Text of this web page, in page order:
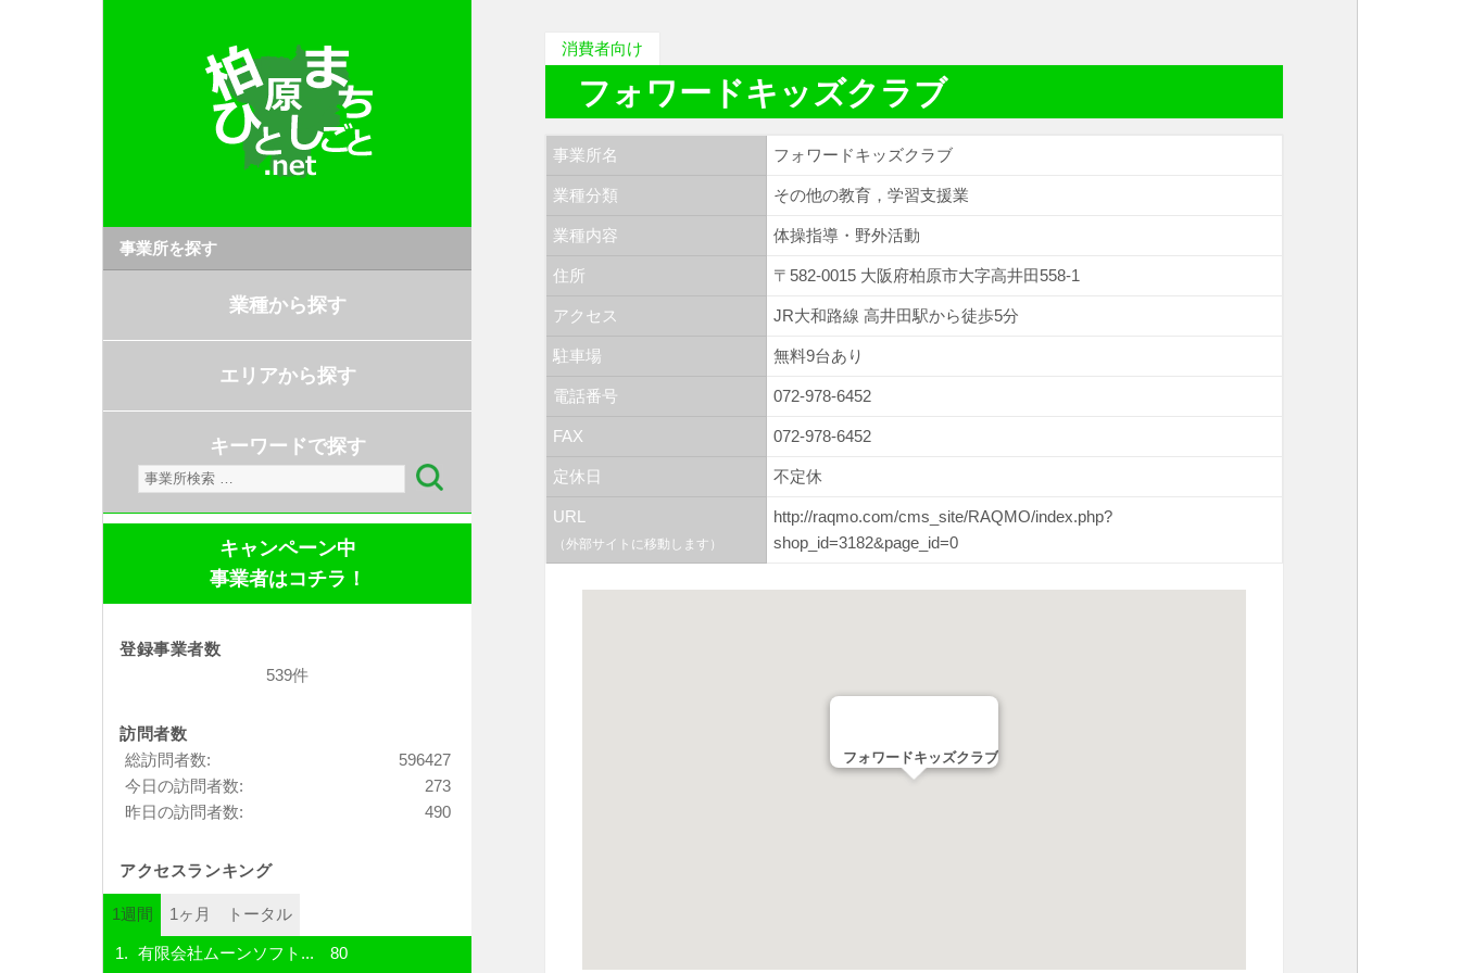
事業所を探す
業種から探す
エリアから探す
キーワードで探す
検
索:
キャンペーン中
事業者はコチラ！
登録事業者数
539件
訪問者数
596427
総訪問者数:
273
今日の訪問者数:
490
昨日の訪問者数:
アクセスランキング
1週間 1ヶ月 トータル
有限会社ムーンソフト... 80
消費者向け
フォワードキッズクラブ
事業所名 フォワードキッズクラブ
業種分類 その他の教育，学習支援業
業種内容 体操指導・野外活動
住所 〒582-0015 大阪府柏原市大字高井田558-1
アクセス JR大和路線 高井田駅から徒歩5分
駐車場 無料9台あり
電話番号 072-978-6452
FAX 072-978-6452
定休日 不定休
URL
（外部サイトに移動します）
http://raqmo.com/cms_site/RAQMO/index.php?
shop_id=3182&page_id=0
フォワードキッズクラブ